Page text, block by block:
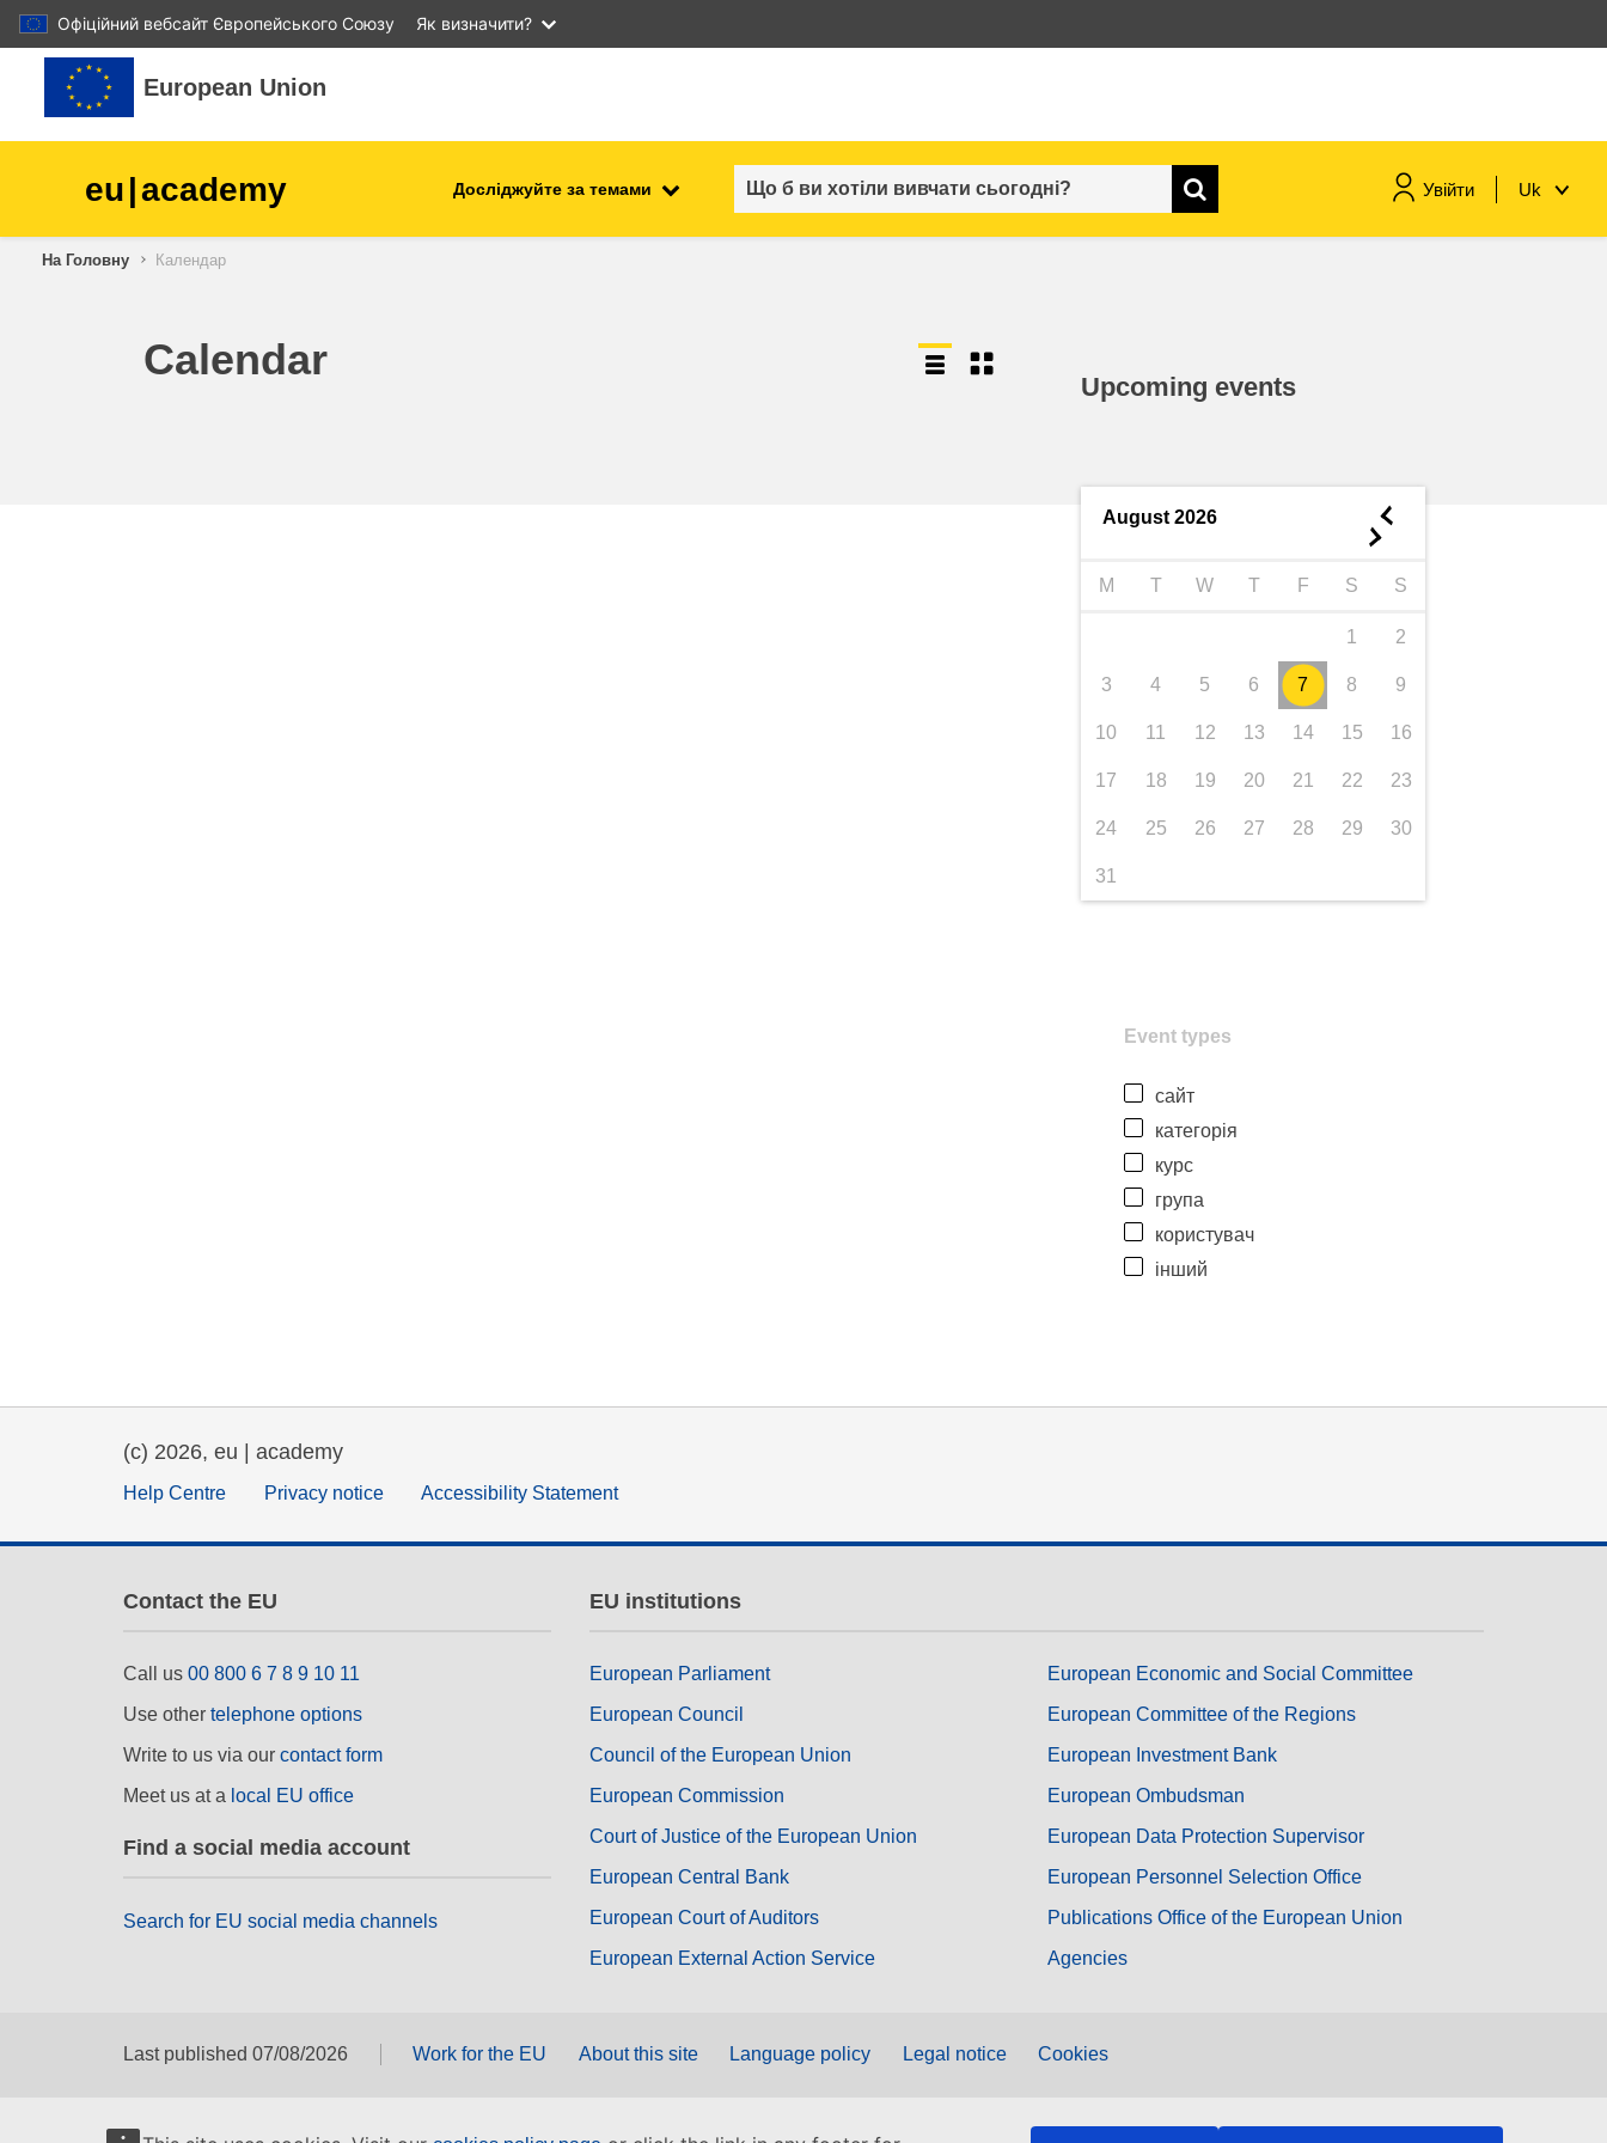
Офіційний вебсайт Європейського Союзу Як визначити?
Перейти до головного вмісту
European Union
eu|academy Досліджуйте за темами Увійти Uk
діти та молодь
продуктів та продовольча
харчування, здоров'я та
знаннями
На Головну Календар
Calendar
Upcoming events
August 2026 ◄
►
M T W T F S S
1 2
3 4 5 6 7 8 9
10 11 12 13 14 15 16
17 18 19 20 21 22 23
24 25 26 27 28 29 30
31
Event types
сайт
категорія
курс
група
користувач
інший
(c) 2026, eu | academy
Help Centre Privacy notice Accessibility Statement
Contact the EU
Call us 00 800 6 7 8 9 10 11
Use other telephone options
Write to us via our contact form
Meet us at a local EU office
Find a social media account
Search for EU social media channels
EU institutions
European Parliament
European Council
Council of the European Union
European Commission
Court of Justice of the European Union
European Central Bank
European Court of Auditors
European External Action Service
European Economic and Social Committee
European Committee of the Regions
European Investment Bank
European Ombudsman
European Data Protection Supervisor
European Personnel Selection Office
Publications Office of the European Union
Agencies
Last published 07/08/2026 Work for the EU About this site Language policy Legal notice Cookies